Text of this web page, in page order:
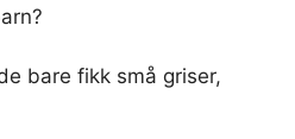
bare fikk små griser,